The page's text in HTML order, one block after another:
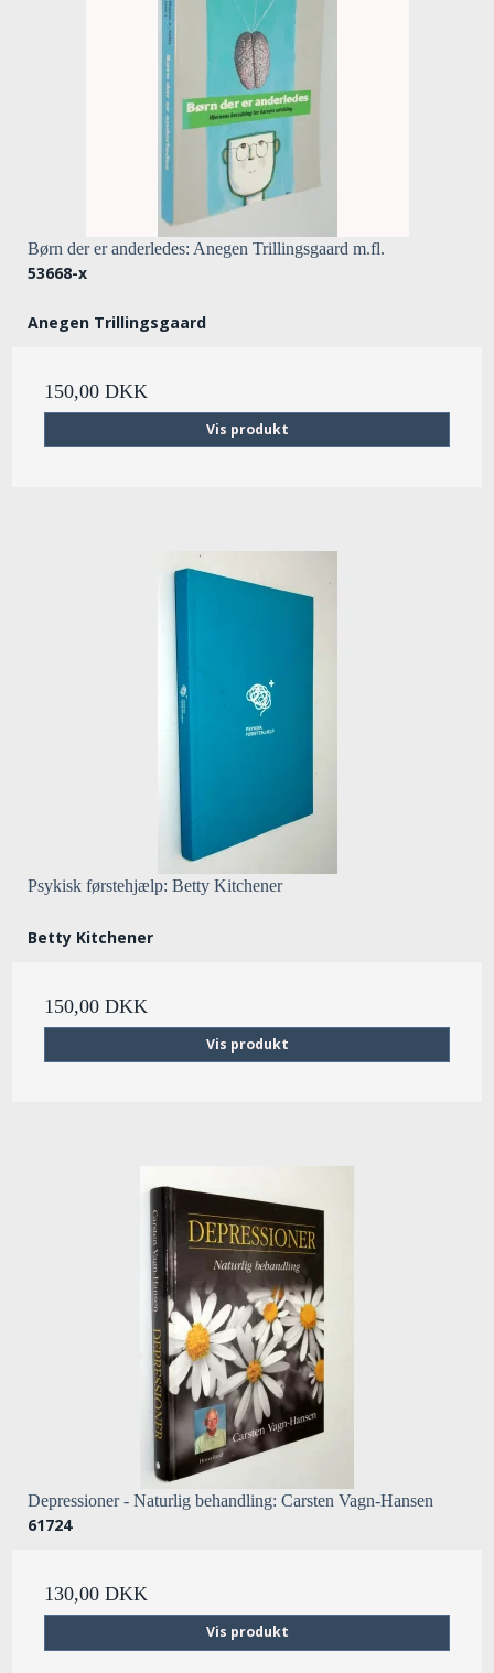
Børn der er anderledes: Anegen Trillingsgaard m.fl.
53668-x
Anegen Trillingsgaard
150,00 DKK
Vis produkt
Psykisk førstehjælp: Betty Kitchener
Betty Kitchener
150,00 DKK
Vis produkt
Depressioner - Naturlig behandling: Carsten Vagn-Hansen
61724
130,00 DKK
Vis produkt